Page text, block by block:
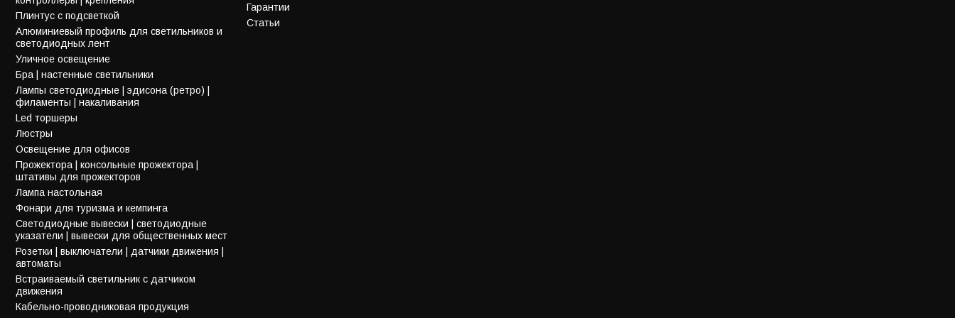
Плинтус с подсветкой
Алюминиевый профиль для светильников и
светодиодных лент
Уличное освещение
Бра | настенные светильники
Лампы светодиодные | эдисона (ретро) |
филаменты | накаливания
Led торшеры
Люстры
Освещение для офисов
Прожектора | консольные прожектора |
штативы для прожекторов
Лампа настольная
Фонари для туризма и кемпинга
Светодиодные вывески | светодиодные
указатели | вывески для общественных мест
Розетки | выключатели | датчики движения |
автоматы
Встраиваемый светильник с датчиком
движения
Кабельно-проводниковая продукция
Гарантии
Статьи